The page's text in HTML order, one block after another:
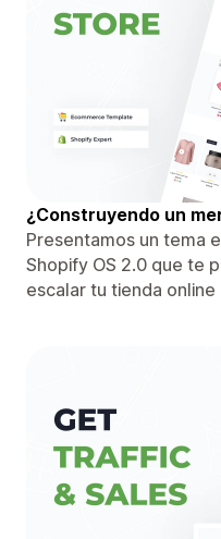
¿Construyendo un
Presentamos un tema
Shopify OS 2.0 que te
escalar tu tienda online